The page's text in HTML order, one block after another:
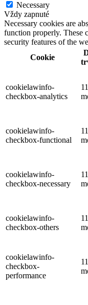
Necessary
Vždy zapnuté
Necessary cookies are
function properly. These
security features of the
Cookie
cookielawinfo-
checkbox-analytics
11
cookielawinfo-
checkbox-functional
11
cookielawinfo-
checkbox-necessary
11
cookielawinfo-
checkbox-others
11
cookielawinfo-
checkbox-
performance
11